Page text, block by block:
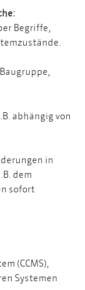
Begriffe,
abhängig von
in
dem
sofort
(CCMS),
Systemen